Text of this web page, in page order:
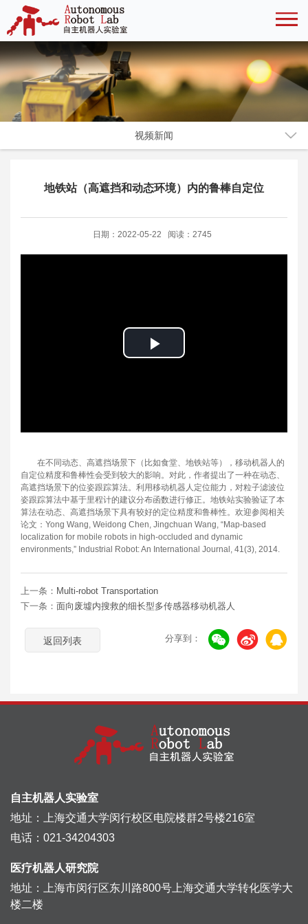
视频新闻
地铁站（高遮挡和动态环境）内的鲁棒自定位
日期：2022-05-22 阅读：2745
Play
在不同动态、高遮挡场景下（比如食堂、地铁站等），移动机器人的
自定位精度和鲁棒性会受到较大的影响。对此，作者提出了一种在动态、
高遮挡场景下的位姿跟踪算法。利用移动机器人定位能力，对粒子滤波位
姿跟踪算法中基于里程计的建议分布函数进行修正。地铁站实验验证了本
算法在动态、高遮挡场景下具有较好的定位精度和鲁棒性。欢迎参阅相关
论文：Yong Wang, Weidong Chen, Jingchuan Wang, “Map-based
localization for mobile robots in high-occluded and dynamic
environments,” Industrial Robot: An International Journal, 41(3), 2014.
上一条： Multi-robot Transportation
下一条： 面向废墟内搜救的细长型多传感器移动机器人
返回列表 分享到：
自主机器人实验室
地址：上海交通大学闵行校区电院楼群2号楼216室
电话：021-34204303
医疗机器人研究院
地址：上海市闵行区东川路800号上海交通大学转化医学大
楼二楼